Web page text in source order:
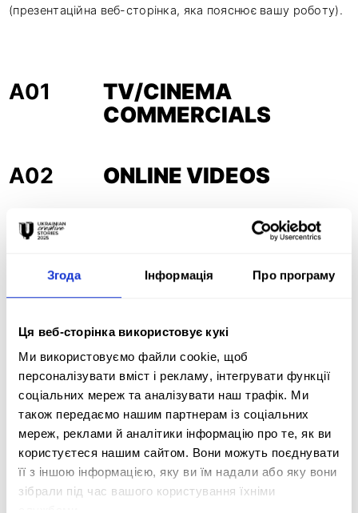
Згода Інформація Про програму
Ця веб-сторінка використовує кукі
Ми використовуємо файли cookie, щоб
персоналізувати вміст і рекламу, інтегрувати функції
соціальних мереж та аналізувати наш трафік. Ми
також передаємо нашим партнерам із соціальних
мереж, реклами й аналітики інформацію про те, як ви
користуєтеся нашим сайтом. Вони можуть поєднувати
її з іншою інформацією, яку ви їм надали або яку вони
зібрали під час вашого користування їхніми
(презентаційна веб-сторінка, яка пояснює вашу роботу).
A01
TV/CINEMA
COMMERCIALS
A02 ONLINE VIDEOS
A03
AUDIO / RADIO
A04
FILM & AUDIO FOR
NON-PROFIT / PUBLIC
SERVICE / NGO
A05
CRAFT - DIRECTION,
CINEMATOGRAPHY
AND EDITING